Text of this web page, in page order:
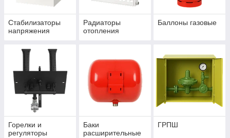
Стабилизаторы
напряжения
Радиаторы
отопления
Баллоны газовые
Горелки и
регуляторы
Баки
расширительные
ГРПШ